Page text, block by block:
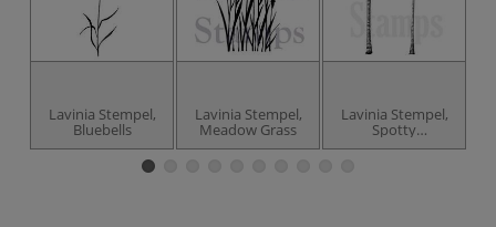
Lavinia Stempel,
Bluebells
Lavinia Stempel,
Meadow Grass
Lavinia Stempel,
Spotty
Toadstoole